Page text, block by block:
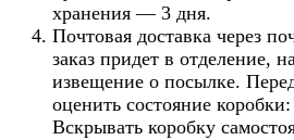
хранения — 3 дня.
Почтовая доставка через
заказ придет в отделение,
извещение о посылке.
оценить состояние
Вскрывать коробку